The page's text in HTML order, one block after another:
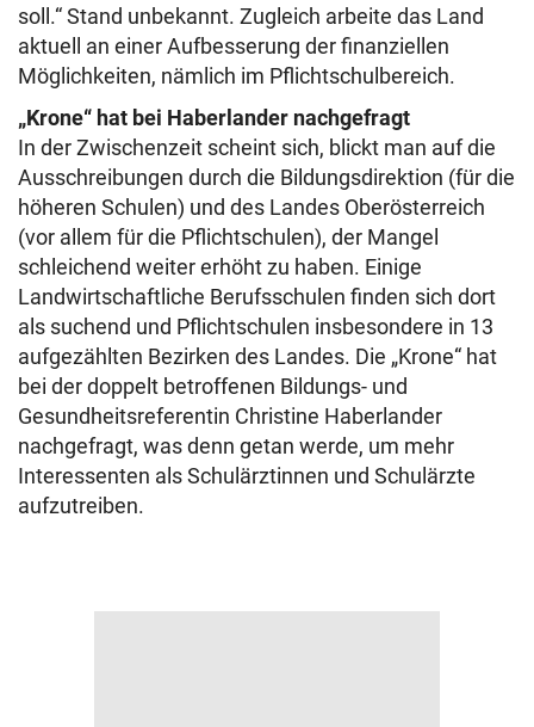
soll.“ Stand unbekannt. Zugleich arbeite das Land
aktuell an einer Aufbesserung der finanziellen
Möglichkeiten, nämlich im Pflichtschulbereich.
„Krone“ hat bei Haberlander nachgefragt
In der Zwischenzeit scheint sich, blickt man auf die
Ausschreibungen durch die Bildungsdirektion (für die
höheren Schulen) und des Landes Oberösterreich
(vor allem für die Pflichtschulen), der Mangel
schleichend weiter erhöht zu haben. Einige
Landwirtschaftliche Berufsschulen finden sich dort
als suchend und Pflichtschulen insbesondere in 13
aufgezählten Bezirken des Landes. Die „Krone“ hat
bei der doppelt betroffenen Bildungs- und
Gesundheitsreferentin Christine Haberlander
nachgefragt, was denn getan werde, um mehr
Interessenten als Schulärztinnen und Schulärzte
aufzutreiben.